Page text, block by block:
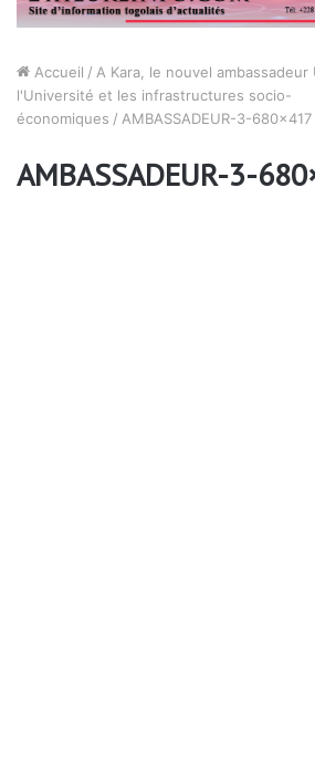
Accueil / A Kara, le nouvel ambassadeur
l'Université et les infrastructures socio-
économiques / AMBASSADEUR-3-680×417
AMBASSADEUR-3-